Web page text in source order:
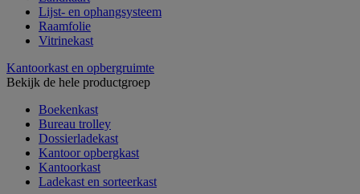
Lijst- en ophangsysteem
Raamfolie
Vitrinekast
Kantoorkast en opbergruimte
Bekijk de hele productgroep
Boekenkast
Bureau trolley
Dossierladekast
Kantoor opbergkast
Kantoorkast
Ladekast en sorteerkast